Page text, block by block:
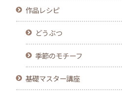
作品レシピ
どうぶつ
季節のモチーフ
基礎マスター講座